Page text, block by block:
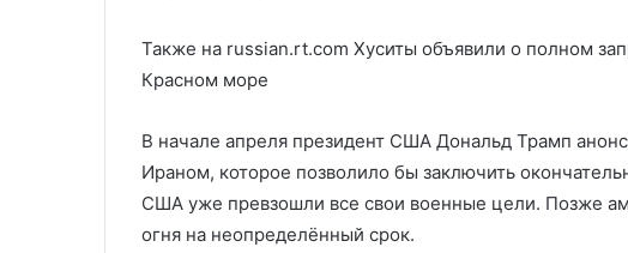
Также на russian.rt.com Хуситы объявили о полном
Красном море
В начале апреля президент США Дональд Трамп
Ираном, которое позволило бы заключить
США уже превзошли все свои военные цели. Позже
огня на неопределённый срок.